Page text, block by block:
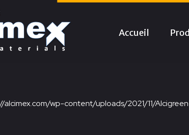
Accueil
wp-content/uploads/2021/11/